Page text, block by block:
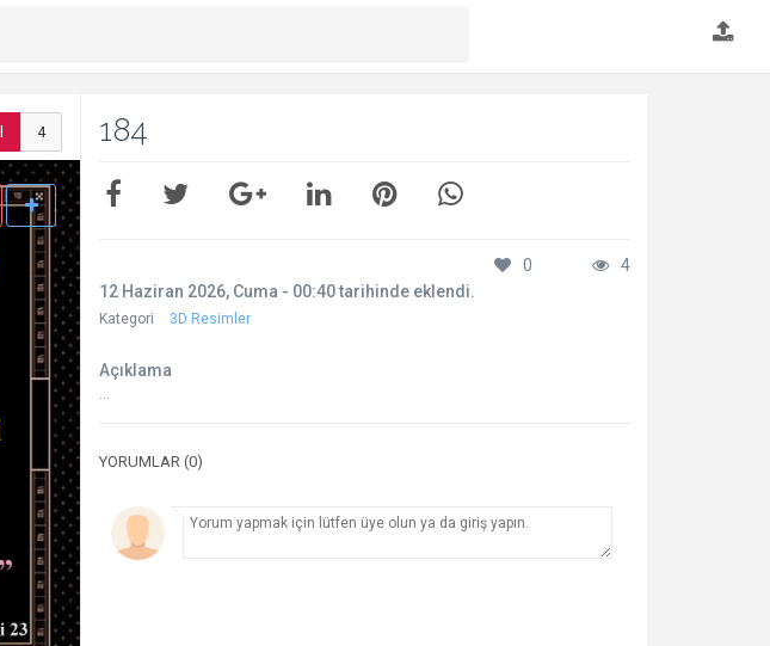
4 184
0
4
12 Haziran 2026, Cuma - 00:40 tarihinde eklendi.
Kategori 3D Resimler
Açıklama
...
YORUMLAR (0)